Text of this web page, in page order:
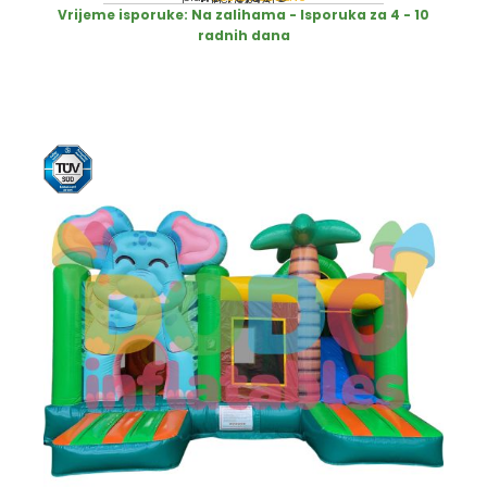
Vrijeme isporuke: Na zalihama - Isporuka za 4 - 10
radnih dana